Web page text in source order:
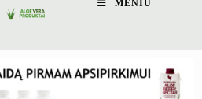
MENIU